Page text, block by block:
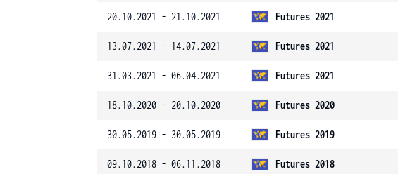
20.10.2021 - 21.10.2021 Futures 2021
13.07.2021 - 14.07.2021 Futures 2021
31.03.2021 - 06.04.2021 Futures 2021
18.10.2020 - 20.10.2020 Futures 2020
30.05.2019 - 30.05.2019 Futures 2019
09.10.2018 - 06.11.2018 Futures 2018